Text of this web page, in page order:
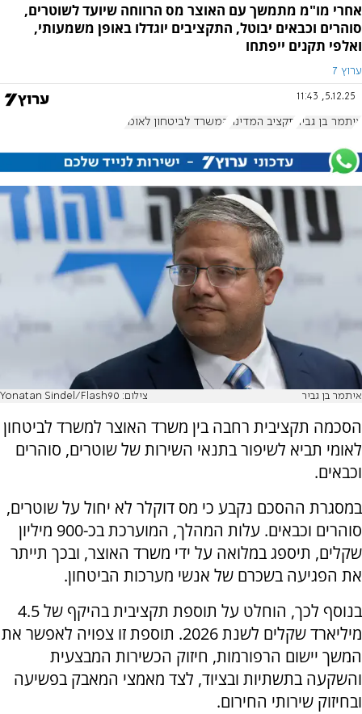
אחרי מו"מ מתמשך עם האוצר מס הרווחה שיועד לשוטרים,
סוהרים וכבאים יבוטל, התקציבים יוגדלו באופן משמעותי,
ואלפי תקנים ייפתחו
ערוץ 7
5.12.25, 11:43
איתמר בן גביר תקציב המדינה המשרד לביטחון לאומי
איתמר בן גביר צילום: Yonatan Sindel/Flash90
הסכמה תקציבית רחבה בין משרד האוצר למשרד לביטחון
לאומי תביא לשיפור בתנאי השירות של שוטרים, סוהרים
וכבאים.
במסגרת ההסכם נקבע כי מס דוקלר לא יחול על שוטרים,
סוהרים וכבאים. עלות המהלך, המוערכת בכ-900 מיליון
שקלים, תיספג במלואה על ידי משרד האוצר, ובכך תייתר
את הפגיעה בשכרם של אנשי מערכות הביטחון.
בנוסף לכך, הוחלט על תוספת תקציבית בהיקף של 4.5
מיליארד שקלים לשנת 2026. תוספת זו צפויה לאפשר את
המשך יישום הרפורמות, חיזוק הכשירות המבצעית
והשקעה בתשתיות ובציוד, לצד מאמצי המאבק בפשיעה
ובחיזוק שירותי החירום.